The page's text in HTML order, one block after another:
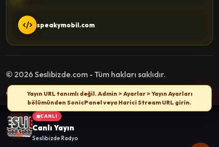
speakymobil.com
© 2026 Seslibizde.com - Tüm hakları saklıdır.
Gizlilik PolitikasıKullanım Şartlarıİletişim
CANLI
Canlı Yayın
Seslibizde Radyo
Yayın URL tanımlı değil. Admin > Ayarlar > Yayın Ayarları
bölümünden SonicPanel veya Harici Stream URL girin.